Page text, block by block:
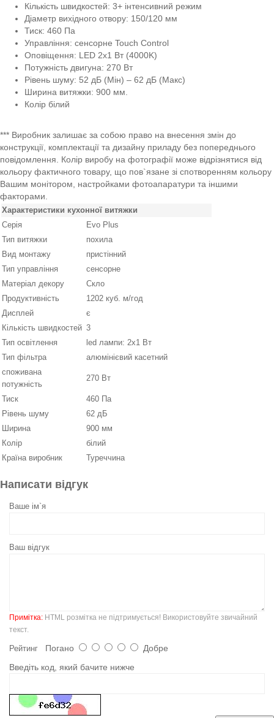
Кількість швидкостей: 3+ інтенсивний режим
Діаметр вихідного отвору: 150/120 мм
Тиск: 460 Па
Управління: сенсорне Touch Control
Оповіщення: LED 2x1 Вт (4000K)
Потужність двигуна: 270 Вт
Рівень шуму: 52 дБ (Мін) – 62 дБ (Макс)
Ширина витяжки: 900 мм.
Колір білий
*** Виробник залишає за собою право на внесення змін до
конструкції, комплектації та дизайну приладу без попереднього
повідомлення. Колір виробу на фотографії може відрізнятися від
кольору фактичного товару, що пов`язане зі спотворенням кольору
Вашим монітором, настройками фотоапаратури та іншими
факторами.
Характеристики кухонної витяжки
Серія
Evo Plus
Тип витяжки
похила
Вид монтажу
пристінний
Тип управління
сенсорне
Матеріал декору
Скло
Продуктивність
1202 куб. м/год
Дисплей
є
Кількість швидкостей 3
Тип освітлення
led лампи: 2х1 Вт
Тип фільтра
алюмінієвий касетний
споживана
потужність
270 Вт
Тиск
460 Па
Рівень шуму
62 дБ
Ширина
900 мм
Колір
білий
Країна виробник
Туреччина
Написати відгук
Ваше ім`я
Ваш відгук
Примітка: HTML розмітка не підтримується! Використовуйте звичайний
текст.
Рейтинг Погано
Добре
Введіть код, який бачите нижче